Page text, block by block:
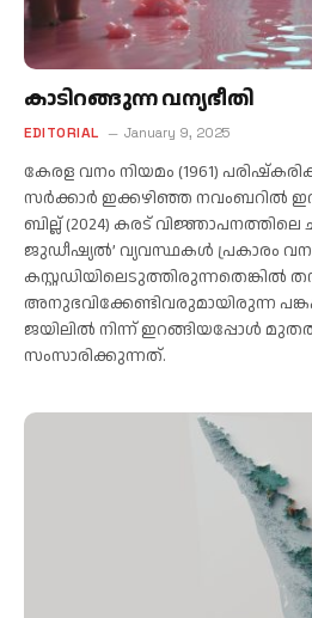
കാടിറങ്ങുന്ന വന്യഭീതി
EDITORIAL January 9, 2025
കേരള വനം നിയമം (1961)
സര്‍ക്കാര്‍ ഇക്കഴിഞ്ഞ നവംബറില്‍
ബില്ല് (2024) കരട് വിജ്ഞാപനത്തിലെ
ജുഡീഷ്യല്‍’ വ്യവസ്ഥകള്‍ പ്രകാരം
കസ്റ്റഡിയിലെടുത്തിരുന്നതെങ്കില്‍
അനുഭവിക്കേണ്ടിവരുമായിരുന്ന
ജയിലില്‍ നിന്ന് ഇറങ്ങിയപ്പോള്‍
സംസാരിക്കുന്നത്.